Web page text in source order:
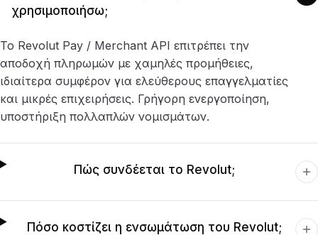
χρησιμοποιήσω;
Το Revolut Pay / Merchant API επιτρέπει την
αποδοχή πληρωμών με χαμηλές προμήθειες,
ιδιαίτερα συμφέρον για ελεύθερους επαγγελματίες
και μικρές επιχειρήσεις. Γρήγορη ενεργοποίηση,
υποστήριξη πολλαπλών νομισμάτων.
Πώς συνδέεται το Revolut;
Πόσο κοστίζει η ενσωμάτωση του Revolut;